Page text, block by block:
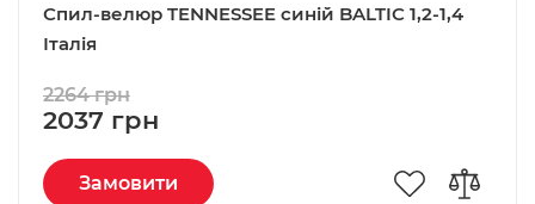
Спил-велюр TENNESSEE синій BALTIC 1,2-1,4
Італія
2037 грн
2264 грн
Замовити